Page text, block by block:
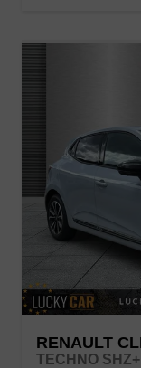
RENAULT